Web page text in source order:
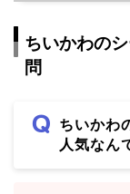
ちいかわの
問
ちいかわ
人気なん